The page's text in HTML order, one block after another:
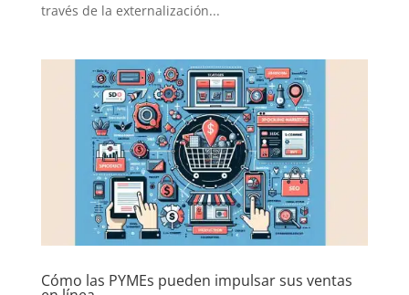
través de la externalización...
Cómo las PYMEs pueden impulsar sus ventas